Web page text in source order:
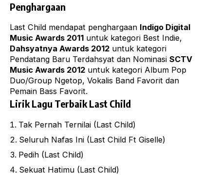
Penghargaan
Last Child mendapat penghargaan Indigo Digital
Music Awards 2011 untuk kategori Best Indie,
Dahsyatnya Awards 2012 untuk kategori
Pendatang Baru Terdahsyat dan Nominasi SCTV
Music Awards 2012 untuk kategori Album Pop
Duo/Group Ngetop, Vokalis Band Favorit dan
Pemain Bass Favorit.
Lirik Lagu Terbaik Last Child
Tak Pernah Ternilai (Last Child)
Seluruh Nafas Ini (Last Child Ft Giselle)
Pedih (Last Child)
Sekuat Hatimu (Last Child)